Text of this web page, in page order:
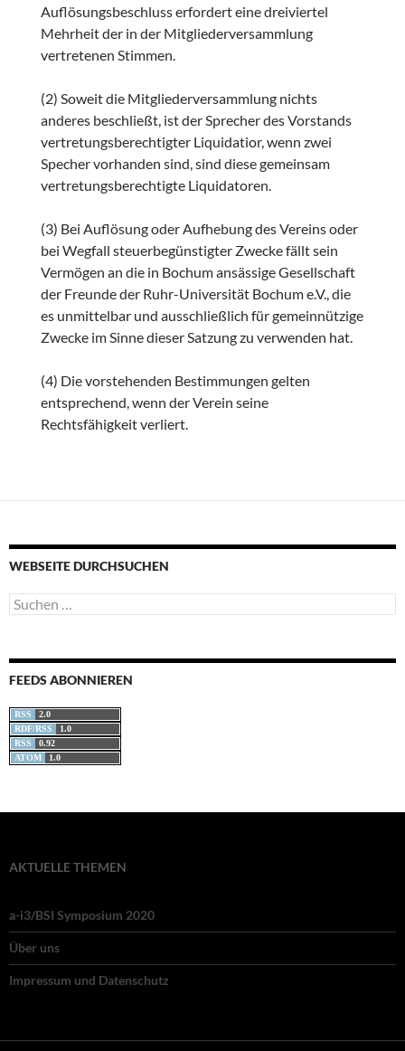
Auflösungsbeschluss erfordert eine dreiviertel
Mehrheit der in der Mitgliederversammlung
vertretenen Stimmen.
(2) Soweit die Mitgliederversammlung nichts
anderes beschließt, ist der Sprecher des Vorstands
vertretungsberechtigter Liquidatior, wenn zwei
Specher vorhanden sind, sind diese gemeinsam
vertretungsberechtigte Liquidatoren.
(3) Bei Auflösung oder Aufhebung des Vereins oder
bei Wegfall steuerbegünstigter Zwecke fällt sein
Vermögen an die in Bochum ansässige Gesellschaft
der Freunde der Ruhr-Universität Bochum e.V., die
es unmittelbar und ausschließlich für gemeinnützige
Zwecke im Sinne dieser Satzung zu verwenden hat.
(4) Die vorstehenden Bestimmungen gelten
entsprechend, wenn der Verein seine
Rechtsfähigkeit verliert.
WEBSEITE DURCHSUCHEN
Suchen
nach:
FEEDS ABONNIEREN
RSS
2.0
RDF/RSS
1.0
RSS
0.92
ATOM
1.0
AKTUELLE THEMEN
a-i3/BSI Symposium 2020
Über uns
Impressum und Datenschutz